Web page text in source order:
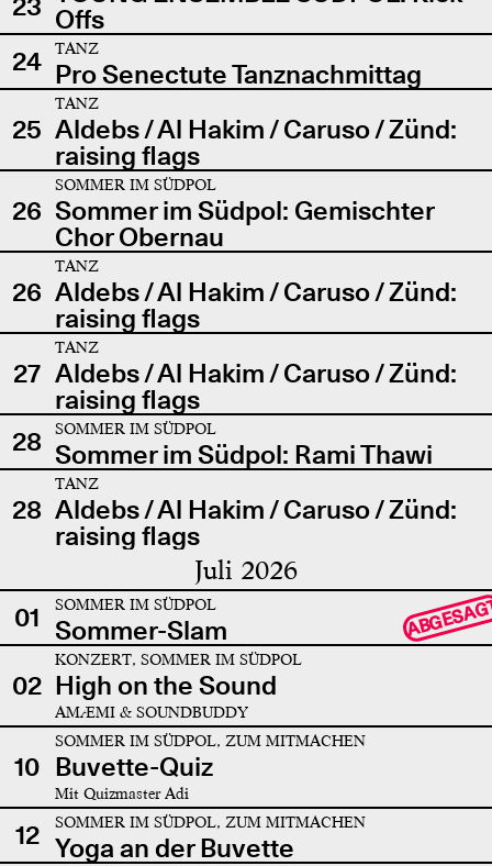
Offs
24
TANZ
Pro Senectute Tanznachmittag
25
TANZ
Aldebs / Al Hakim / Caruso / Zünd:
raising flags
26
SOMMER IM SÜDPOL
Sommer im Südpol: Gemischter
Chor Obernau
26
TANZ
Aldebs / Al Hakim / Caruso / Zünd:
raising flags
27
TANZ
Aldebs / Al Hakim / Caruso / Zünd:
raising flags
28
SOMMER IM SÜDPOL
Sommer im Südpol: Rami Thawi
28
TANZ
Aldebs / Al Hakim / Caruso / Zünd:
raising flags
Juli 2026
01 SOMMER IM SÜDPOL
Sommer-Slam
02
KONZERT, SOMMER IM SÜDPOL
High on the Sound
AMÆMI & SOUNDBUDDY
10
SOMMER IM SÜDPOL, ZUM MITMACHEN
Buvette-Quiz
Mit Quizmaster Adi
12 SOMMER IM SÜDPOL, ZUM MITMACHEN
Yoga an der Buvette